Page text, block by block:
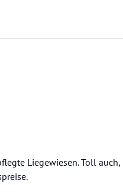
Liegewiesen. Toll auch,